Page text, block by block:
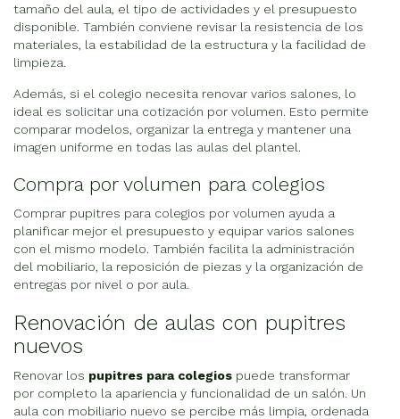
tamaño del aula, el tipo de actividades y el presupuesto
disponible. También conviene revisar la resistencia de los
materiales, la estabilidad de la estructura y la facilidad de
limpieza.
Además, si el colegio necesita renovar varios salones, lo
ideal es solicitar una cotización por volumen. Esto permite
comparar modelos, organizar la entrega y mantener una
imagen uniforme en todas las aulas del plantel.
Compra por volumen para colegios
Comprar pupitres para colegios por volumen ayuda a
planificar mejor el presupuesto y equipar varios salones
con el mismo modelo. También facilita la administración
del mobiliario, la reposición de piezas y la organización de
entregas por nivel o por aula.
Renovación de aulas con pupitres
nuevos
Renovar los pupitres para colegios puede transformar
por completo la apariencia y funcionalidad de un salón. Un
aula con mobiliario nuevo se percibe más limpia, ordenada